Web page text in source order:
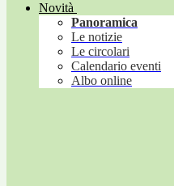
Novità
Panoramica
Le notizie
Le circolari
Calendario eventi
Albo online